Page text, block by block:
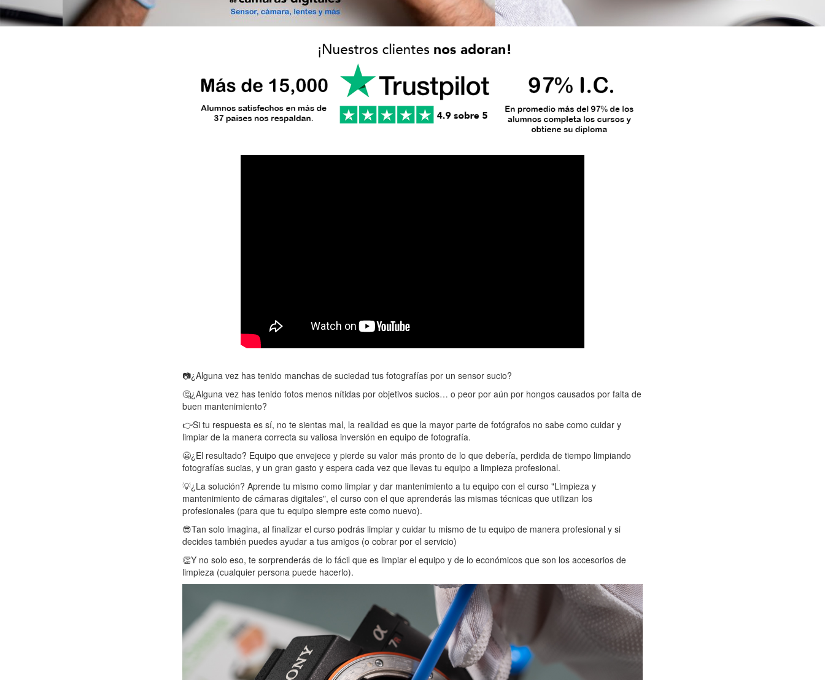
📷¿Alguna vez has tenido manchas de suciedad tus fotografías por un sensor sucio?
🤔¿Alguna vez has tenido fotos menos nítidas por objetivos sucios… o peor por aún por hongos causados por falta de
buen mantenimiento?
👉Si tu respuesta es sí, no te sientas mal, la realidad es que la mayor parte de fotógrafos no sabe como cuidar y
limpiar de la manera correcta su valiosa inversión en equipo de fotografía.
😬¿El resultado? Equipo que envejece y pierde su valor más pronto de lo que debería, perdida de tiempo limpiando
fotografías sucias, y un gran gasto y espera cada vez que llevas tu equipo a limpieza profesional.
💡¿La solución? Aprende tu mismo como limpiar y dar mantenimiento a tu equipo con el curso "Limpieza y
mantenimiento de cámaras digitales", el curso con el que aprenderás las mismas técnicas que utilizan los
profesionales (para que tu equipo siempre este como nuevo).
😎Tan solo imagina, al finalizar el curso podrás limpiar y cuidar tu mismo de tu equipo de manera profesional y si
decides también puedes ayudar a tus amigos (o cobrar por el servicio)
👏Y no solo eso, te sorprenderás de lo fácil que es limpiar el equipo y de lo económicos que son los accesorios de
limpieza (cualquier persona puede hacerlo).